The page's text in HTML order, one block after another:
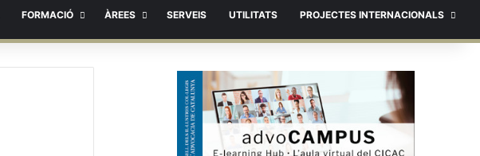
FORMACIÓ ÀREES SERVEIS UTILITATS PROJECTES INTERNACIONALS